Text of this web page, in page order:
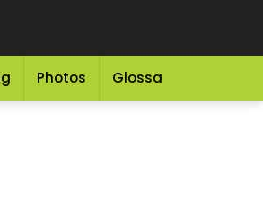
Photos Glossary